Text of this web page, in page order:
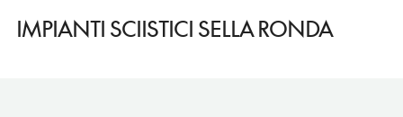
IMPIANTI SCIISTICI SELLA RONDA